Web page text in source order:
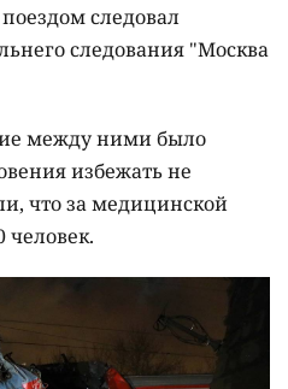
следовал
следования "Москва
между ними было
избежать не
что за медицинской